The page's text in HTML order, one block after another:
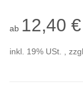
ab 12,40 €
inkl. 19% USt. , zzgl.